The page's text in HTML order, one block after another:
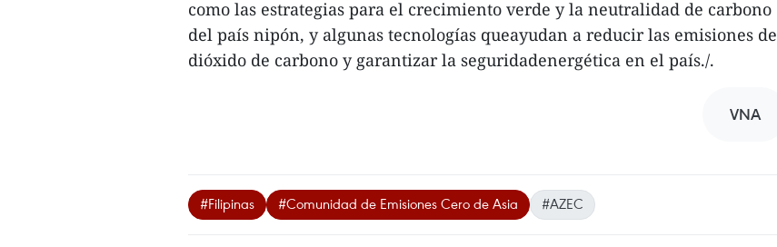
como las estrategias para el crecimiento verde y la neutralidad de carbono
del país nipón, y algunas tecnologías queayudan a reducir las emisiones de
dióxido de carbono y garantizar la seguridadenergética en el país./.
VNA
#Filipinas #Comunidad de Emisiones Cero de Asia #AZEC